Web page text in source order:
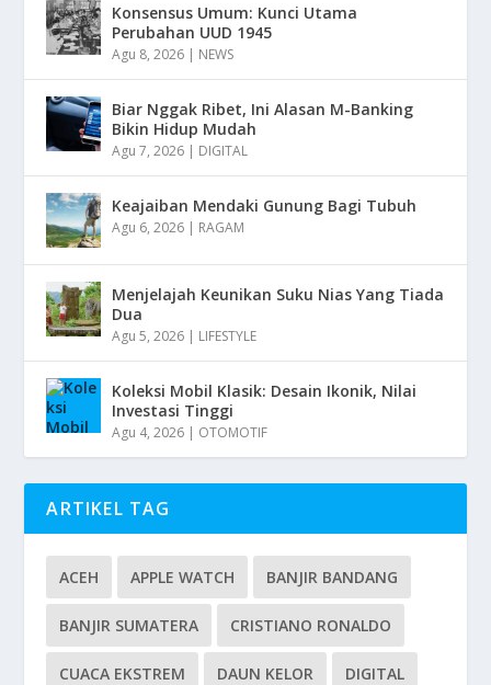
Konsensus Umum: Kunci Utama
Perubahan UUD 1945
Agu 8, 2026 | NEWS
Biar Nggak Ribet, Ini Alasan M-Banking
Bikin Hidup Mudah
Agu 7, 2026 | DIGITAL
Keajaiban Mendaki Gunung Bagi Tubuh
Agu 6, 2026 | RAGAM
Menjelajah Keunikan Suku Nias Yang Tiada
Dua
Agu 5, 2026 | LIFESTYLE
Koleksi Mobil Klasik: Desain Ikonik, Nilai
Investasi Tinggi
Agu 4, 2026 | OTOMOTIF
ARTIKEL TAG
ACEH APPLE WATCH BANJIR BANDANG
BANJIR SUMATERA CRISTIANO RONALDO
CUACA EKSTREM DAUN KELOR DIGITAL